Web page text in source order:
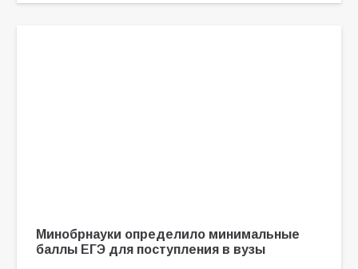
Минобрнауки определило минимальные
баллы ЕГЭ для поступления в вузы